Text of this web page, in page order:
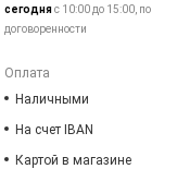
сегодняс 10:00 до 15:00, по
договоренности
Оплата
Наличными
На счет IBAN
Картой в магазине